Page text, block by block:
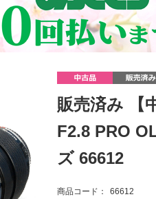
販売済み 【
F2.8 PRO
ズ 66612
商品コード：
66612